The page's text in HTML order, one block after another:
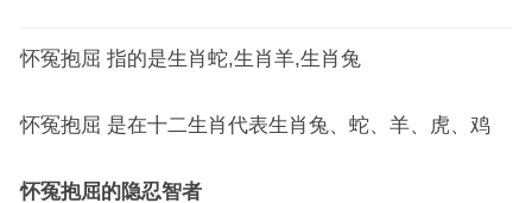
怀冤抱屈 指的是生肖蛇,生肖羊,生肖兔
怀冤抱屈 是在十二生肖代表生肖兔、蛇、羊、虎、鸡
怀冤抱屈的隐忍智者